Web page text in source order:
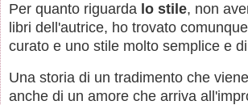
Per quanto riguarda lo stile, non
libri dell'autrice, ho trovato
curato e uno stile molto semplice e
Una storia di un tradimento che
anche di un amore che arriva